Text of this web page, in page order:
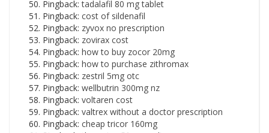
Pingback:tadalafil 80 mg tablet
Pingback: cost of sildenafil
Pingback: zyvox no prescription
Pingback: zovirax cost
Pingback: how to buy zocor 20mg
Pingback: how to purchase zithromax
Pingback: zestril 5mg otc
Pingback: wellbutrin 300mg nz
Pingback: voltaren cost
Pingback: valtrex without a doctor prescription
Pingback: cheap tricor 160mg